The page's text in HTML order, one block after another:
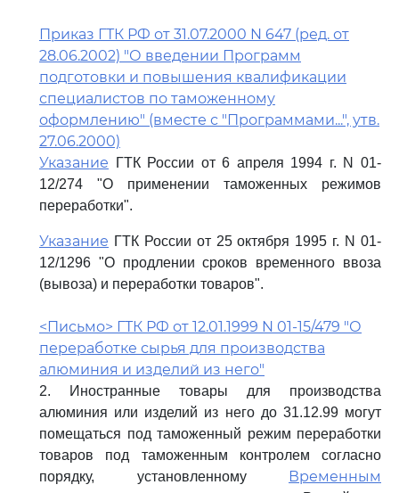
Приказ ГТК РФ от 31.07.2000 N 647 (ред. от
28.06.2002) "О введении Программ
подготовки и повышения квалификации
специалистов по таможенному
оформлению" (вместе с "Программами...", утв.
27.06.2000)
Указание ГТК России от 6 апреля 1994 г. N 01-
12/274 "О применении таможенных режимов
переработки".
Указание ГТК России от 25 октября 1995 г. N 01-
12/1296 "О продлении сроков временного ввоза
(вывоза) и переработки товаров".
<Письмо> ГТК РФ от 12.01.1999 N 01-15/479 "О
переработке сырья для производства
алюминия и изделий из него"
2. Иностранные товары для производства
алюминия или изделий из него до 31.12.99 могут
помещаться под таможенный режим переработки
товаров под таможенным контролем согласно
порядку, установленному
Временным